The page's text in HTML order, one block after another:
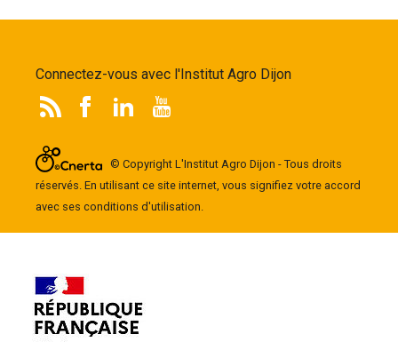
Connectez-vous avec l'Institut Agro Dijon
© Copyright L'Institut Agro Dijon - Tous droits
réservés. En utilisant ce site internet, vous signifiez votre accord
avec ses conditions d'utilisation.